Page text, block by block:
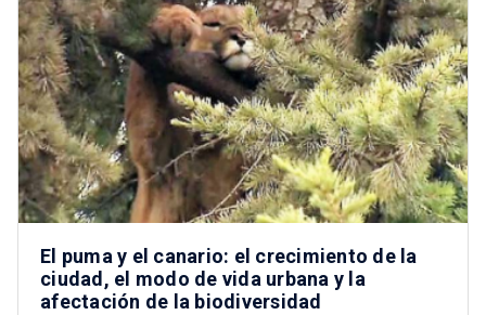
El puma y el canario: el crecimiento de la
ciudad, el modo de vida urbana y la
afectación de la biodiversidad